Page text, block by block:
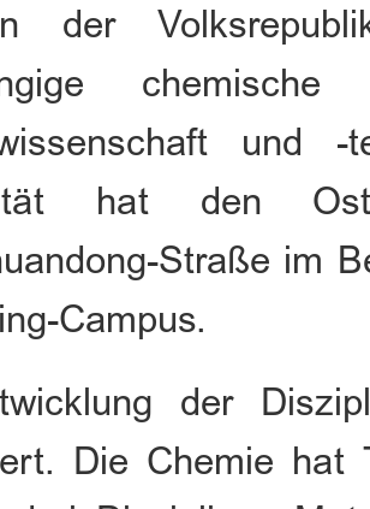
der
und -
hat den
Straße im
Campus.
der
Die Chemie hat